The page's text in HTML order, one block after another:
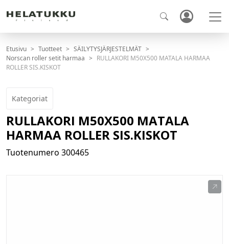
Etusivu Tuotteet
SÄILYTYSJÄRJESTELMÄT
Norscan roller setit harmaa
RULLAKORI M50X500 MATALA HARMAA
ROLLER SIS.KISKOT
Kategoriat
RULLAKORI M50X500 MATALA
HARMAA ROLLER SIS.KISKOT
Tuotenumero 300465